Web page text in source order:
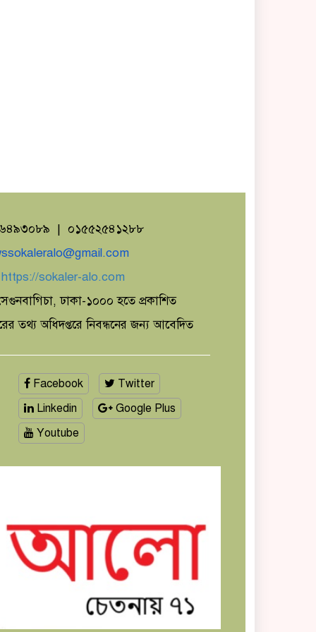
| ০১৫৫২৫৪১২৮৮
https://sokaler-alo.com
ঢাকা-১০০০ হতে প্রকাশিত
তথ্য অধিদপ্তরে নিবন্ধনের জন্য আবেদিত
Facebook
Twitter
Linkedin
Google Plus
Youtube